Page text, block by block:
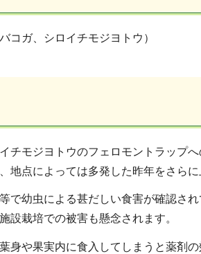
コガ、シロイチモジヨトウ）
チモジヨトウのフェロモントラップ
地点によっては多発した昨年をさらに
で幼虫による甚だしい食害が確認さ
設栽培での被害も懸念されます。
身や果実内に食入してしまうと薬剤